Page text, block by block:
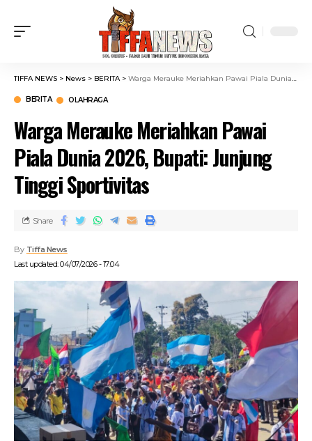
TIFFA NEWS > News > BERITA> Warga Merauke Meriahkan Pawai Piala Dunia 2026, Bupati: Junjung Tinggi Sportivitas
BERITA OLAHRAGA
Warga Merauke Meriahkan Pawai
Piala Dunia 2026, Bupati: Junjung
Tinggi Sportivitas
Last updated: 04/07/2026 - 17:04
By Tiffa News
Share